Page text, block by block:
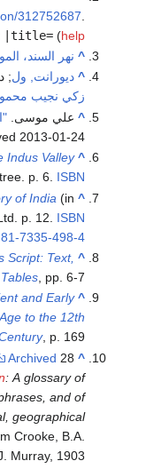
312752687
|title= (help
^ نهر السند،
^ ديورانت, ول;
زكي نجيب
^ علي موسى.
2013-01-24
^
Indus Valley
p. 6. ISBN
^
of India
p. 12. ISBN
81-7335-498-4
.
^
Script: Text,
, pp. 6-7
^
and Early
to the 12th
, p. 169
^
Archived 28 يونيو 2012 at
: A glossary of
and of
geographical
Crooke, B.A.
Murray, 1903